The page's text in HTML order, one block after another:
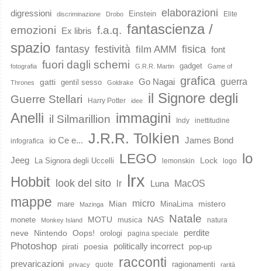
digressioni
discriminazione Drobo Einstein elaborazioni Elite
emozioni Ex libris f.a.q. fantascienza /
spazio fantasy festività film AMM fisica font
fotografia fuori dagli schemi G.R.R. Martin gadget Game of
Thrones gatti gentil sesso Goldrake Go Nagai grafica guerra
Guerre Stellari Harry Potter idee
il Signore degli
Anelli il Silmarillion immagini Indy inettitudine
infografica io Ce e... J.R.R. Tolkien James Bond
Jeeg La Signora degli Uccelli LEGO lemonskin Lock logo
lo
Hobbit
look del sito lr lrx Luna MacOS
mappe mare Mazinga Mian micro MinaLima mistero
monete Monkey Island MOTU musica NAS Natale natura
neve Nintendo Oops! orologi pagina speciale perdite
Photoshop pirati poesia politically incorrect pop-up
prevaricazioni privacy quote racconti ragionamenti rarità